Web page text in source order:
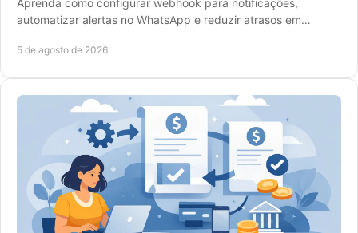
Aprenda como configurar webhook para notificações,
automatizar alertas no WhatsApp e reduzir atrasos em
5 de agosto de 2026